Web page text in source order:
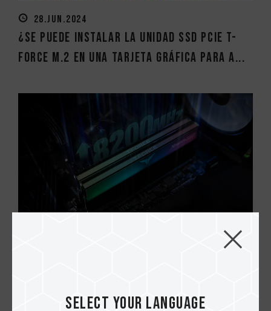
28.JUN.2024
¿Se puede instalar la unidad SSD PCIe T-
Force M.2 en una tarjeta gráfica para a...
Select your language